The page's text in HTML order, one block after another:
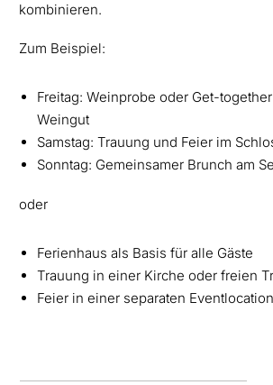
kombinieren.
Zum Beispiel:
Freitag: Weinprobe oder Get-
Weingut
Samstag: Trauung und Feier im
Sonntag: Gemeinsamer Brunch am
oder
Ferienhaus als Basis für alle Gäste
Trauung in einer Kirche oder freien
Feier in einer separaten Eventlocation